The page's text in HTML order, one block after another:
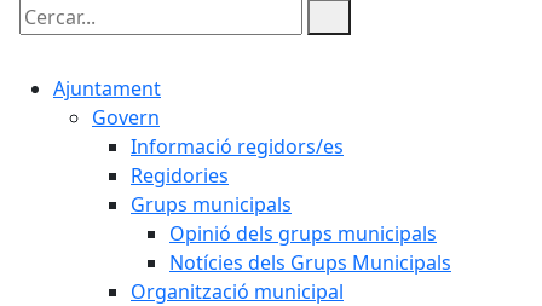
Cercar:
Ajuntament
Govern
Informació regidors/es
Regidories
Grups municipals
Opinió dels grups municipals
Notícies dels Grups Municipals
Organització municipal